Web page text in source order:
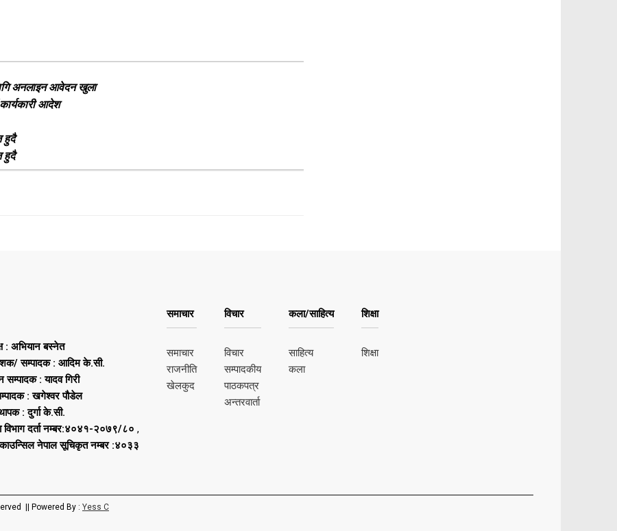
अनलाइन आवेदन खुला
आदेश
हुदै
हुदै
: अभियान बस्नेत
सम्पादक : आदिम के.सी.
सम्पादक : यादव गिरी
: खगेश्वर पौडेल
: दुर्गा के.सी.
विभाग दर्ता नम्बर:४०४१-२०७९/८० ,
नेपाल सूचिकृत नम्बर :४०३३
समाचार
समाचार
राजनीति
खेलकुद
विचार
विचार
सम्पादकीय
पाठकपत्र
अन्तरवार्ता
कला/साहित्य
साहित्य
कला
शिक्षा
शिक्षा
|| Powered By : Yess C